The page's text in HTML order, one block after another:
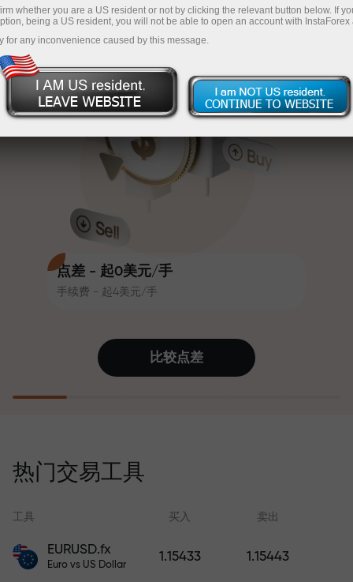
InstaForex
点差 - 起0美元/手
手续费 - 起4美元/手
时可获得高达30%的奖金，并享受
其他促销活动和优惠
赛道速度与交易速度共享相同价值
观。Ales Loprais将刺激与纪律元素
带入交易世界，作为InstaForex合作
伙伴，激励客户实现雄心勃勃的目
值账户即可获得iPhone、MacBook
或梦想旅行
证6个月内利润增长3倍。放心交易—
您的资金受到保护！
您的专属礼物大奖
充值$333—选择价值高达$1,500的礼物
无风险交易—
我们保证您的利润
最高X1000奖金—市场上最大倍数
比较点差
热门交易工具
工具 买入 卖出
EURUSD.fx
Euro vs US Dollar
1.15433 1.15443
whether you are a US resident or not by clicking the relevant button below. If
being a US resident, you will not be able to open an account with InstaForex
for any inconvenience caused by this message.